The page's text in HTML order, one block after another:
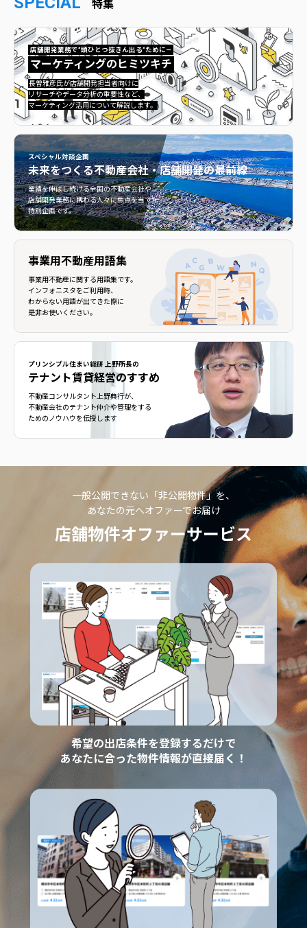
特集
店舗開発業務で”頭ひとつ抜きん出る”ために—
マーケティングのヒミツキチ
長曽雅彦氏が店舗開発担当者向けに
リサーチやデータ分析の重要性など、
マーケティング活用について解説します。
マーケティングのヒミツキチ">
スペシャル対談企画
未来をつくる不動産会社・店舗開発の最前線
業績を伸ばし続ける全国の不動産会社や
店舗開発業務に携わる人々に焦点を当てた
特別企画です。
不動産会社・店舗開発の最前線">
事業用不動産用語集
事業用不動産に関する用語集です。
インフォニスタをご利用時、
わからない用語が出てきた際に
是非お使いください。
プリンシプル住まい総研 上野所長の
テナント賃貸経営のすすめ
不動産コンサルタント上野典行が、
不動産会社のテナント仲介や管理をする
ためのノウハウを伝授します
一般公開できない「非公開物件」を、
あなたの元へオファーでお届け
店舗物件オファーサービス
希望の出店条件を登録するだけで
あなたに合った物件情報が直接届く！